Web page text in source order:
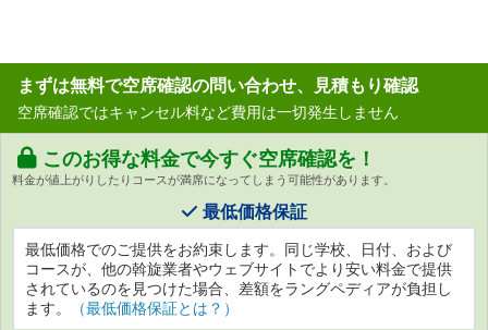
まずは無料で空席確認の問い合わせ、見積もり確認
空席確認ではキャンセル料など費用は一切発生しません
このお得な料金で今すぐ空席確認を！
料金が値上がりしたりコースが満席になってしまう可能性があります。
最低価格保証
最低価格でのご提供をお約束します。同じ学校、日付、および
コースが、他の斡旋業者やウェブサイトでより安い料金で提供
されているのを見つけた場合、差額をラングペディアが負担し
ます。
（最低価格保証とは？）